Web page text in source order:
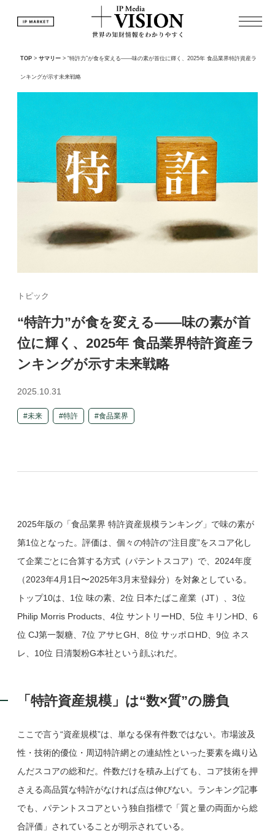
TOP > サマリー > “特許力”が食を変える――味の素が首位に輝く、2025年 食品業界特許資産ラ
ンキングが示す未来戦略
トピック
“特許力”が食を変える――味の素が首
位に輝く、2025年 食品業界特許資産ラ
ンキングが示す未来戦略
2025.10.31
未来 特許 食品業界
2025年版の「食品業界 特許資産規模ランキング」で味の素が
第1位となった。評価は、個々の特許の“注目度”をスコア化し
て企業ごとに合算する方式（パテントスコア）で、2024年度
（2023年4月1日〜2025年3月末登録分）を対象としている。
トップ10は、1位 味の素、2位 日本たばこ産業（JT）、3位
Philip Morris Products、4位 サントリーHD、5位 キリンHD、6
位 CJ第一製糖、7位 アサヒGH、8位 サッポロHD、9位 ネス
レ、10位 日清製粉G本社という顔ぶれだ。
「特許資産規模」は“数×質”の勝負
ここで言う“資産規模”は、単なる保有件数ではない。市場波及
性・技術的優位・周辺特許網との連結性といった要素を織り込
んだスコアの総和だ。件数だけを積み上げても、コア技術を押
さえる高品質な特許がなければ点は伸びない。ランキング記事
でも、パテントスコアという独自指標で「質と量の両面から総
合評価」されていることが明示されている。